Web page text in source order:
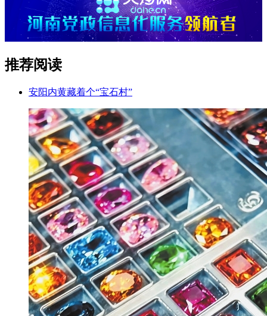
推荐阅读
安阳内黄藏着个“宝石村”